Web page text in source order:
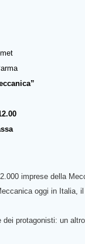
imprese della
oggi in Italia,
protagonisti: un